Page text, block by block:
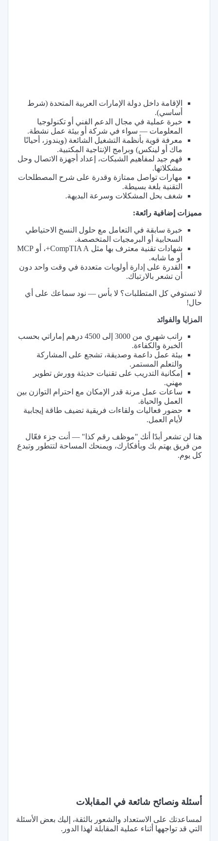
الإقامة داخل دولة الإمارات العربية المتحدة (شرط
أساسي).
خبرة عملية في مجال الدعم الفني أو تكنولوجيا
المعلومات — سواء في شركة أو بيئة عمل نشطة.
معرفة قوية بأنظمة التشغيل الشائعة (ويندوز، أحيانًا
ماك أو لينكس) وبرامج الإنتاجية المكتبية.
فهم جيد لمفاهيم الشبكات، إعداد أجهزة الاتصال وحل
مشكلاتها.
مهارات تواصل ممتازة وقدرة على شرح المصطلحات
التقنية بلغة بسيطة.
شغف بحل المشكلات وسرعة البديهة.
مميزات إضافية رائعة:
خبرة سابقة في التعامل مع حلول النسخ الاحتياطي
السحابية أو البرمجيات المتخصصة.
شهادات تقنية معترف بها مثل CompTIA A+، أو MCP
أو ما شابه.
القدرة على إدارة أولويات متعددة في وقت واحد دون
أن تشعر بالارتباك.
لا تستوفي كل المتطلبات؟ لا بأس — نود سماعك على أي
حال!
المزايا والفوائد
راتب شهري من 3000 إلى 4500 درهم إماراتي بحسب
الخبرة والكفاءة.
بيئة عمل داعمة وصديقة، تشجع على المشاركة
والتعلم المستمر.
إمكانية التدريب على تقنيات حديثة وورش تطوير
مهني.
ساعات عمل مرنة قدر الإمكان مع احترام التوازن بين
العمل والحياة.
حضور فعاليات ولقاءات فريقية تضيف طاقة إيجابية
لأيام العمل.
هنا لن تشعر أبدًا أنك "موظف رقم كذا" — أنت جزء فعّال
من فريق يهتم بك وبأفكارك، ويمنحك المساحة لتتطور وتبدع
كل يوم.
أسئلة ونصائح شائعة في المقابلات
لمساعدتك على الاستعداد والشعور بالثقة، إليك بعض الأسئلة
التي قد تواجهها أثناء عملية المقابلة لهذا الدور.